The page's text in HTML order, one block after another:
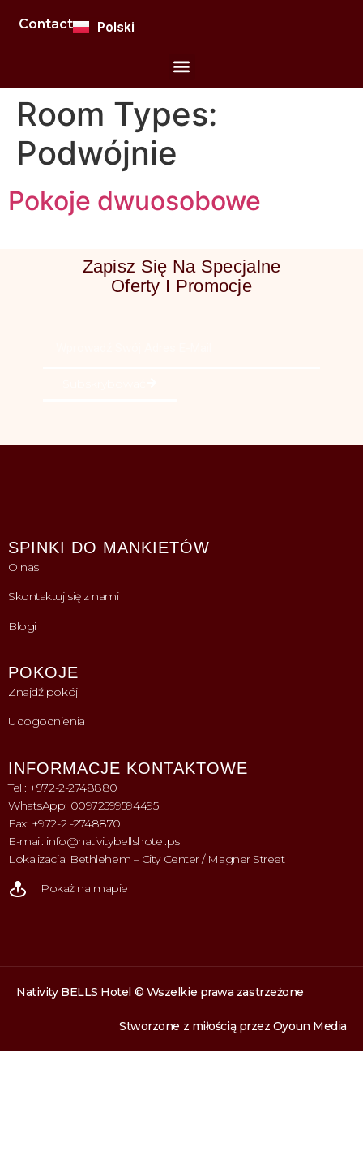
Contact Polski
Română
Room Types:
Podwójnie
Pokoje dwuosobowe
Zapisz Się Na Specjalne
Oferty I Promocje
SPINKI DO MANKIETÓW
O nas
Skontaktuj się z nami
Blogi
POKOJE
Znajdź pokój
Udogodnienia
INFORMACJE KONTAKTOWE
Tel : +972-2-2748880
WhatsApp: 00972599594495
Fax: +972-2 -2748870
E-mail: info@nativitybellshotel.ps
Lokalizacja: Bethlehem – City Center / Magner Street
Pokaż na mapie
Nativity BELLS Hotel © Wszelkie prawa zastrzeżone
Stworzone z miłością przez Oyoun Media